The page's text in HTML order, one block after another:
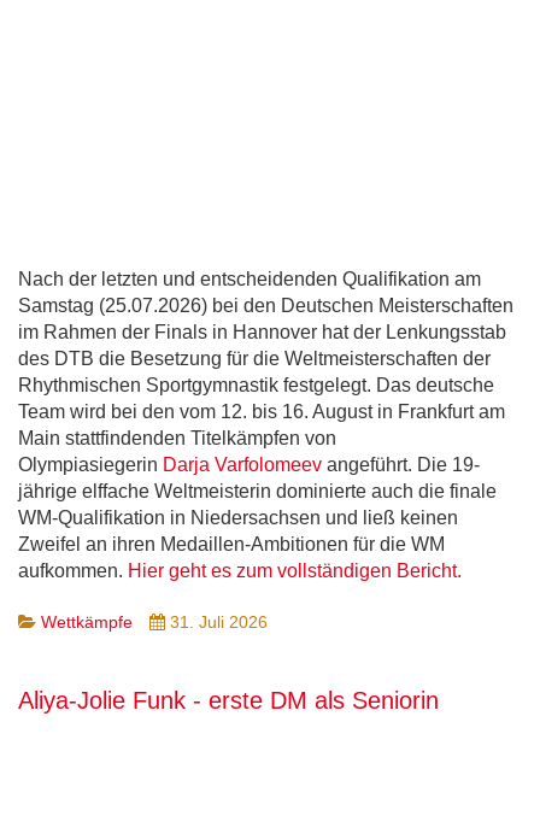
Nach der letzten und entscheidenden Qualifikation am
Samstag (25.07.2026) bei den Deutschen Meisterschaften
im Rahmen der Finals in Hannover hat der Lenkungsstab
des DTB die Besetzung für die Weltmeisterschaften der
Rhythmischen Sportgymnastik festgelegt. Das deutsche
Team wird bei den vom 12. bis 16. August in Frankfurt am
Main stattfindenden Titelkämpfen von
Olympiasiegerin Darja Varfolomeev angeführt. Die 19-
jährige elffache Weltmeisterin dominierte auch die finale
WM-Qualifikation in Niedersachsen und ließ keinen
Zweifel an ihren Medaillen-Ambitionen für die WM
aufkommen. Hier geht es zum vollständigen Bericht.
Wettkämpfe 31. Juli 2026
Aliya-Jolie Funk - erste DM als Seniorin